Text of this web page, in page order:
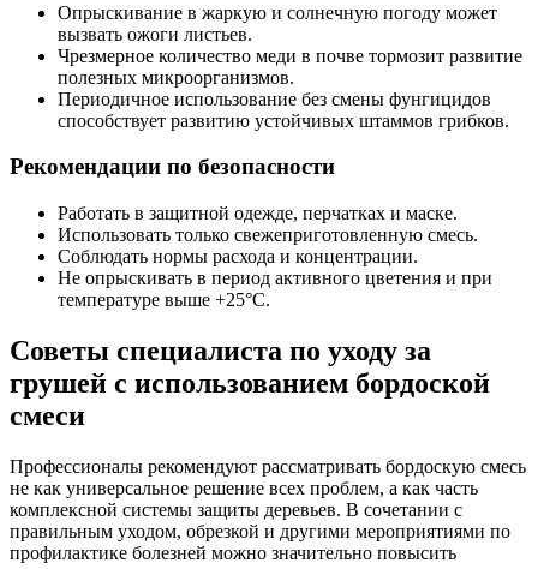
Опрыскивание в жаркую и солнечную погоду может
вызвать ожоги листьев.
Чрезмерное количество меди в почве тормозит развитие
полезных микроорганизмов.
Периодичное использование без смены фунгицидов
способствует развитию устойчивых штаммов грибков.
Рекомендации по безопасности
Работать в защитной одежде, перчатках и маске.
Использовать только свежеприготовленную смесь.
Соблюдать нормы расхода и концентрации.
Не опрыскивать в период активного цветения и при
температуре выше +25°C.
Советы специалиста по уходу за
грушей с использованием бордоской
смеси
Профессионалы рекомендуют рассматривать бордоскую смесь
не как универсальное решение всех проблем, а как часть
комплексной системы защиты деревьев. В сочетании с
правильным уходом, обрезкой и другими мероприятиями по
профилактике болезней можно значительно повысить